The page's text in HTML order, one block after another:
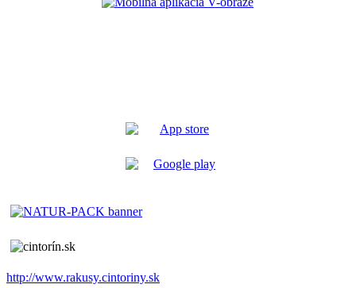
http://www.rakusy.cintoriny.sk